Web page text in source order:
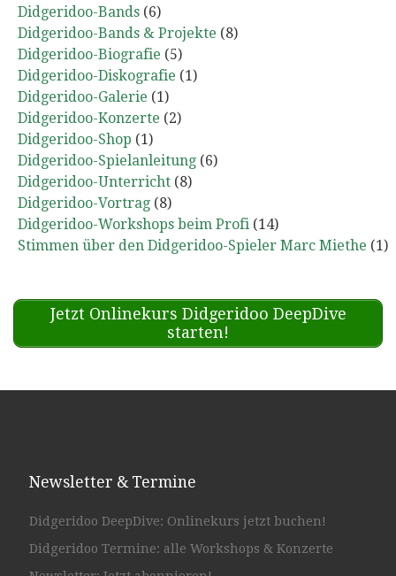
Didgeridoo-Bands (6)
Didgeridoo-Bands & Projekte (8)
Didgeridoo-Biografie (5)
Didgeridoo-Diskografie (1)
Didgeridoo-Galerie (1)
Didgeridoo-Konzerte (2)
Didgeridoo-Shop (1)
Didgeridoo-Spielanleitung (6)
Didgeridoo-Unterricht (8)
Didgeridoo-Vortrag (8)
Didgeridoo-Workshops beim Profi (14)
Stimmen über den Didgeridoo-Spieler Marc Miethe (1)
Jetzt Onlinekurs Didgeridoo DeepDive
starten!
Newsletter & Termine
Didgeridoo DeepDive: Onlinekurs jetzt buchen!
Didgeridoo Termine: alle Workshops & Konzerte